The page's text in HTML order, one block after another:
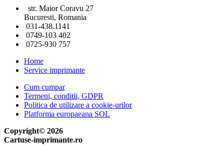
str. Maior Coravu 27
Bucuresti, Romania
031-438.1141
0749-103 402
0725-930 757
Home
Service imprimante
Cum cumpar
Termeni, conditii, GDPR
Politica de utilizare a cookie-urilor
Platforma europaeana SOL
Copyright© 2026
Cartuse-imprimante.ro